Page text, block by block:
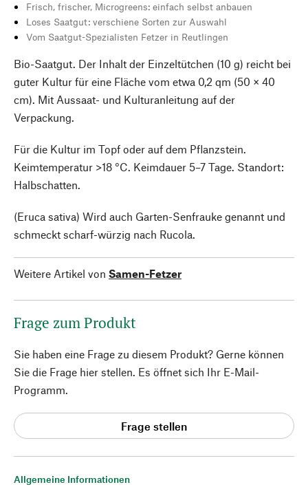
Allgemeine Informationen
Frisch, frischer, Microgreens: einfach selbst anbauen
Loses Saatgut: verschiene Sorten zur Auswahl
Vom Saatgut-Spezialisten Fetzer in Reutlingen
Bio-Saatgut. Der Inhalt der Einzeltütchen (10 g) reicht bei
guter Kultur für eine Fläche vom etwa 0,2 qm (50 × 40
cm). Mit Aussaat- und Kulturanleitung auf der
Verpackung.
Für die Kultur im Topf oder auf dem Pflanzstein.
Keimtemperatur >18 °C. Keimdauer 5–7 Tage. Standort:
Halbschatten.
(Eruca sativa) Wird auch Garten-Senfrauke genannt und
schmeckt scharf-würzig nach Rucola.
Weitere Artikel von Samen-Fetzer
Frage zum Produkt
Sie haben eine Frage zu diesem Produkt? Gerne können
Sie die Frage hier stellen. Es öffnet sich Ihr E-Mail-
Programm.
Frage stellen